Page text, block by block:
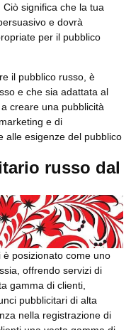
significa che la tua
e dovrà
per il pubblico
il pubblico russo, è
e che sia adattata al
creare una pubblicità
e di
alle esigenze del pubblico
russo dal
posizionato come uno
offrendo servizi di
gamma di clienti,
pubblicitari di alta
nella registrazione di